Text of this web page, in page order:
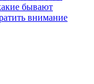
бывают
внимание